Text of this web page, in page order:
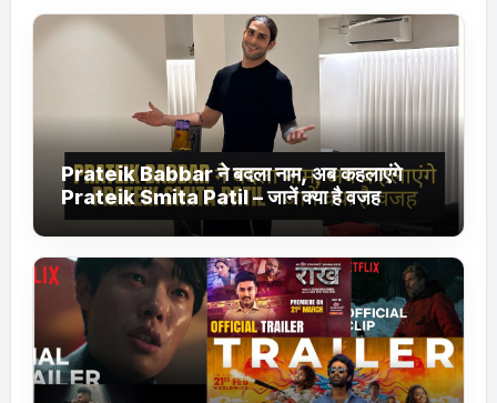
Prateik Babbar ने बदला नाम, अब कहलाएंगे
Prateik Smita Patil – जानें क्या है वजह